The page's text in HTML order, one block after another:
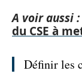
A voir aussi :
du CSE à
Définir les